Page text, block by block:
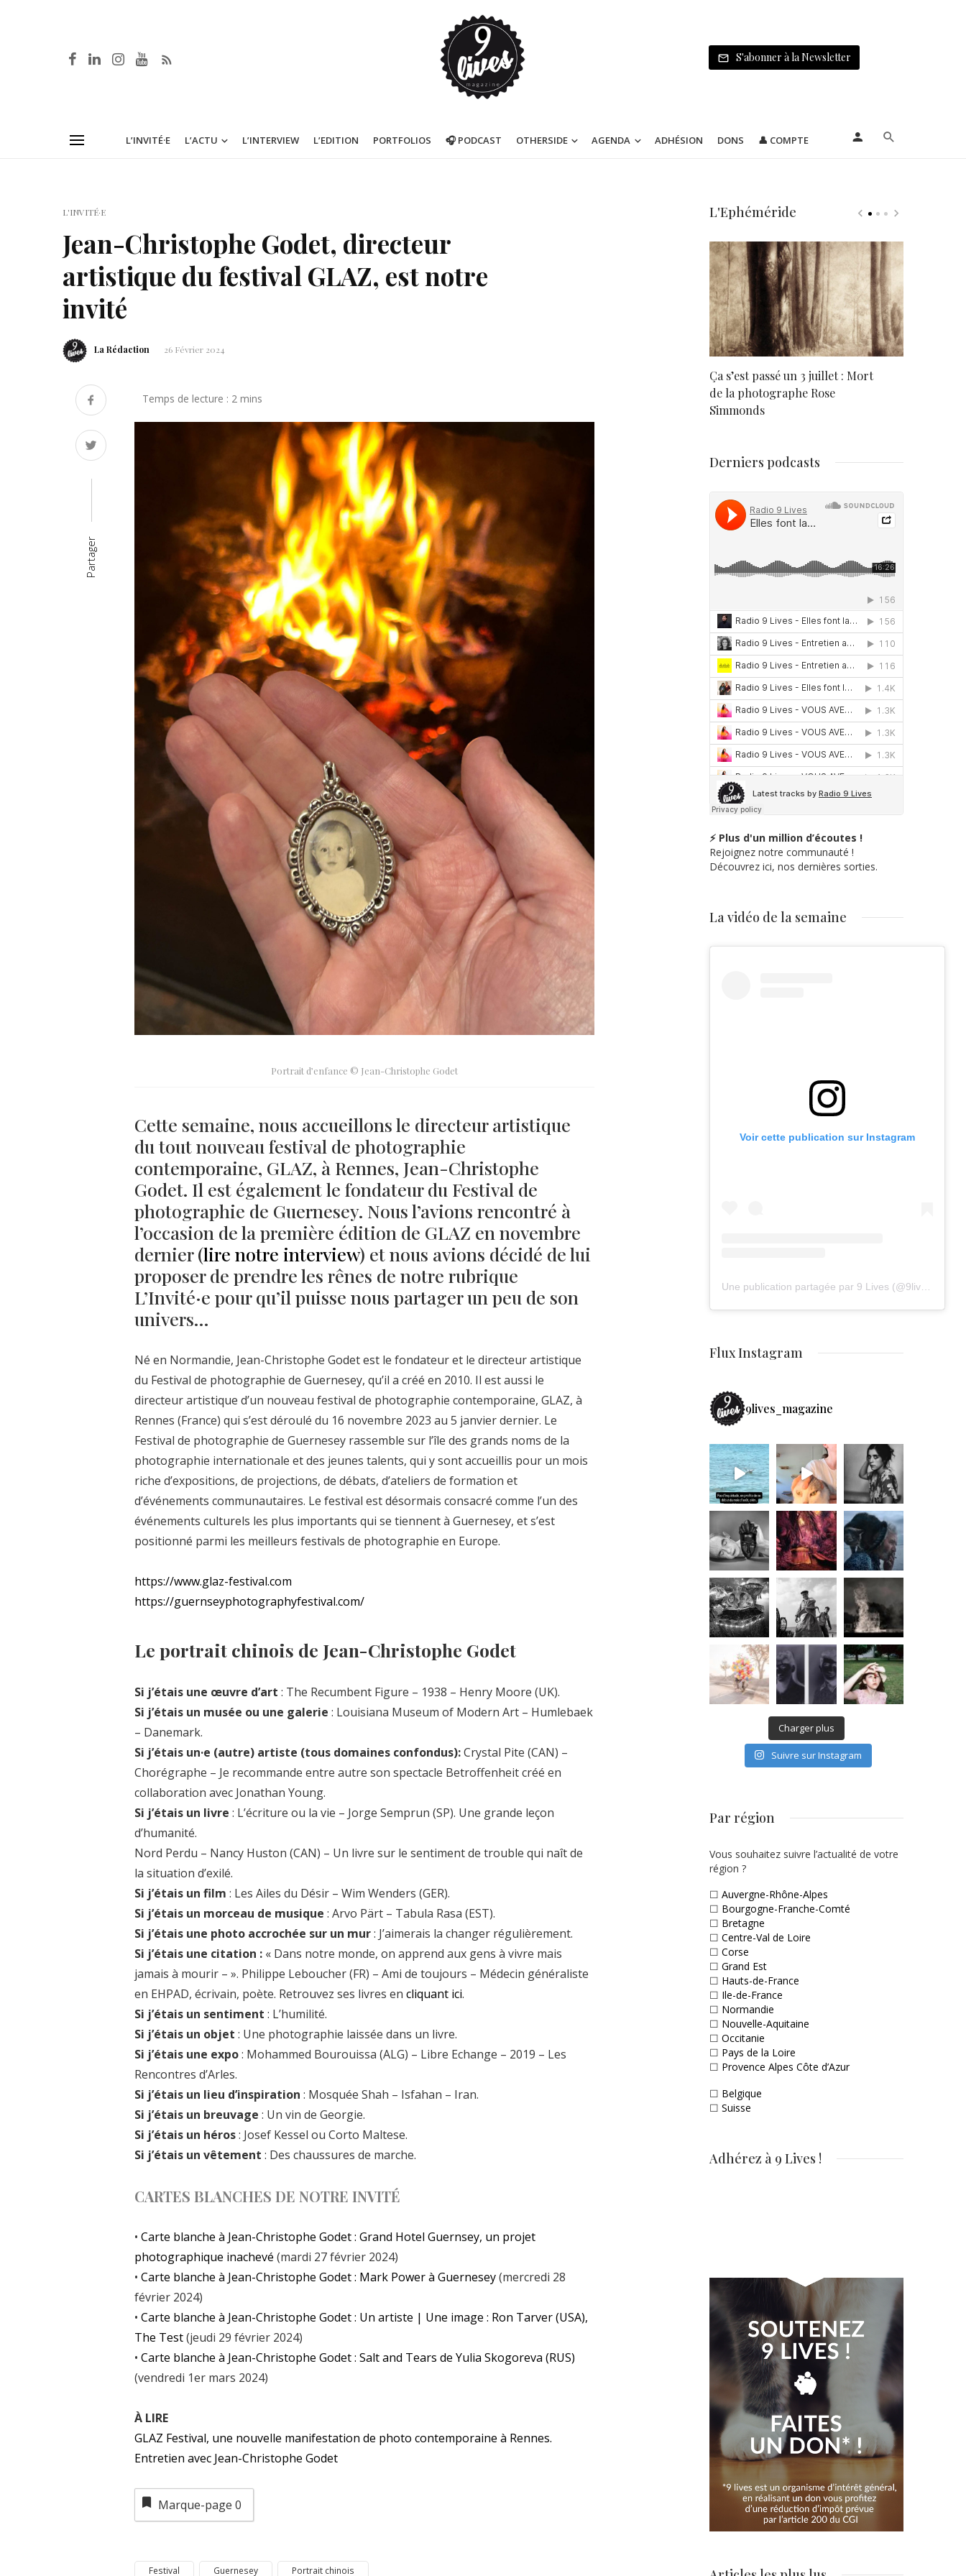
S'abonner à la Newsletter
L’INVITÉ·E L’ACTU L’INTERVIEW L’EDITION PORTFOLIOS 🎧 PODCAST OTHERSIDE AGENDA ADHÉSION DONS 👤 COMPTE
L'INVITÉ·E
Jean-Christophe Godet, directeur
artistique du festival GLAZ, est notre
invité
La Rédaction 26 Février 2024
Partager
Portrait d’enfance © Jean-Christophe Godet
Cette semaine, nous accueillons le directeur artistique
du tout nouveau festival de photographie
contemporaine, GLAZ, à Rennes, Jean-Christophe
Godet. Il est également le fondateur du Festival de
photographie de Guernesey. Nous l’avions rencontré à
l’occasion de la première édition de GLAZ en novembre
dernier (lire notre interview) et nous avions décidé de lui
proposer de prendre les rênes de notre rubrique
L’Invité·e pour qu’il puisse nous partager un peu de son
univers…
Né en Normandie, Jean-Christophe Godet est le fondateur et le directeur artistique
du Festival de photographie de Guernesey, qu’il a créé en 2010. Il est aussi le
directeur artistique d’un nouveau festival de photographie contemporaine, GLAZ, à
Rennes (France) qui s’est déroulé du 16 novembre 2023 au 5 janvier dernier. Le
Festival de photographie de Guernesey rassemble sur l’île des grands noms de la
photographie internationale et des jeunes talents, qui y sont accueillis pour un mois
riche d’expositions, de projections, de débats, d’ateliers de formation et
d’événements communautaires. Le festival est désormais consacré comme l’un des
événements culturels les plus importants qui se tiennent à Guernesey, et s’est
positionné parmi les meilleurs festivals de photographie en Europe.
https://www.glaz-festival.com
https://guernseyphotographyfestival.com/
Le portrait chinois de Jean-Christophe Godet
Si j’étais une œuvre d’art : The Recumbent Figure – 1938 – Henry Moore (UK).
Si j’étais un musée ou une galerie : Louisiana Museum of Modern Art – Humlebaek
– Danemark.
Si j’étais un·e (autre) artiste (tous domaines confondus):Crystal Pite (CAN) –
Chorégraphe – Je recommande entre autre son spectacle Betroffenheit créé en
collaboration avec Jonathan Young.
Si j’étais un livre : L’écriture ou la vie – Jorge Semprun (SP). Une grande leçon
d’humanité.
Nord Perdu – Nancy Huston (CAN) – Un livre sur le sentiment de trouble qui naît de
la situation d’exilé.
Si j’étais un film : Les Ailes du Désir – Wim Wenders (GER).
Si j’étais un morceau de musique : Arvo Pärt – Tabula Rasa (EST).
Si j’étais une photo accrochée sur un mur: J’aimerais la changer régulièrement.
Si j’étais une citation : « Dans notre monde, on apprend aux gens à vivre mais
jamais à mourir – ». Philippe Leboucher (FR) – Ami de toujours – Médecin généraliste
en EHPAD, écrivain, poète. Retrouvez ses livres en cliquant ici.
Si j’étais un sentiment : L’humilité.
Si j’étais un objet : Une photographie laissée dans un livre.
Si j’étais une expo: Mohammed Bourouissa (ALG) – Libre Echange – 2019 – Les
Rencontres d’Arles.
Si j’étais un lieu d’inspiration : Mosquée Shah – Isfahan – Iran.
Si j’étais un breuvage : Un vin de Georgie.
Si j’étais un héros: Josef Kessel ou Corto Maltese.
Si j’étais un vêtement : Des chaussures de marche.
CARTES BLANCHES DE NOTRE INVITÉ
• Carte blanche à Jean-Christophe Godet : Grand Hotel Guernsey, un projet
photographique inachevé (mardi 27 février 2024)
• Carte blanche à Jean-Christophe Godet : Mark Power à Guernesey(mercredi 28
février 2024)
• Carte blanche à Jean-Christophe Godet : Un artiste | Une image : Ron Tarver (USA),
The Test(jeudi 29 février 2024)
• Carte blanche à Jean-Christophe Godet : Salt and Tears de Yulia Skogoreva (RUS)
(vendredi 1er mars 2024)
À LIRE
GLAZ Festival, une nouvelle manifestation de photo contemporaine à Rennes.
Entretien avec Jean-Christophe Godet
Marque-page 0
Festival Guernesey Portrait chinois
L'Ephéméride
Ça s’est passé un 3 juillet : Mort
de la photographe Rose
Simmonds
Derniers podcasts
⚡ Plus d'un million d’écoutes !
Rejoignez notre communauté !
Découvrez ici, nos dernières sorties.
La vidéo de la semaine
Voir cette publication sur Instagram
Flux Instagram
9lives_magazine
Charger plus
Suivre sur Instagram
Par région
Vous souhaitez suivre l’actualité de votre
région ?
☐ Auvergne-Rhône-Alpes
☐ Bourgogne-Franche-Comté
☐ Bretagne
☐ Centre-Val de Loire
☐ Corse
☐ Grand Est
☐ Hauts-de-France
☐ Ile-de-France
☐ Normandie
☐ Nouvelle-Aquitaine
☐ Occitanie
☐ Pays de la Loire
☐ Provence Alpes Côte d’Azur
☐ Belgique
☐ Suisse
Adhérez à 9 Lives !